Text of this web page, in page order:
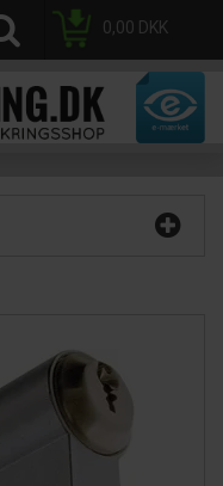
0,00 DKK